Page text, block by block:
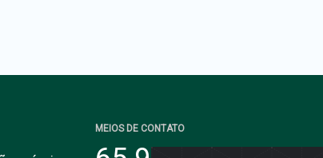
MEIOS DE CONTATO